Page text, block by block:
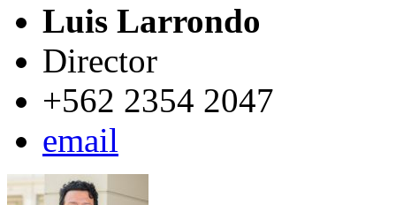
Luis Larrondo
Director
+562 2354 2047
email